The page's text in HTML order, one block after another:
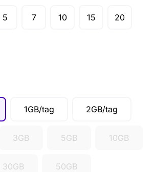
5 7 10 15 20
1GB/tag 2GB/tag
3GB 5GB 10GB
30GB 50GB